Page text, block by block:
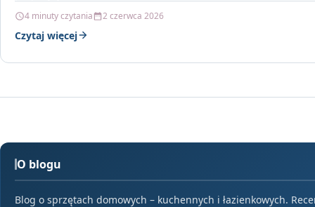
4 minuty czytania 2 czerwca 2026
Czytaj więcej
O blogu
Blog o sprzętach domowych – kuchennych i łazienkowych.